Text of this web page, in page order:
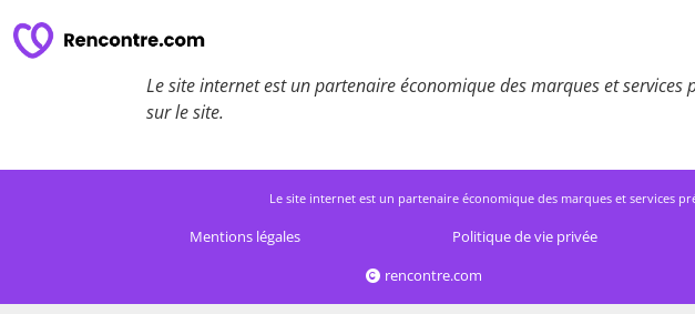
Le site internet est un partenaire économique des marques et services
sur le site.
Le site internet est un partenaire économique des marques et services
Mentions légales Politique de vie privée
rencontre.com